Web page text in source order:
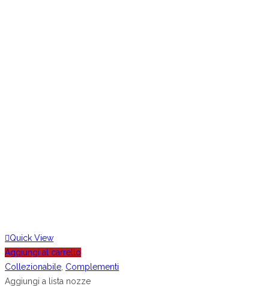
Quick View
Aggiungi al carrello
Collezionabile Complementi
Aggiungi a lista nozze